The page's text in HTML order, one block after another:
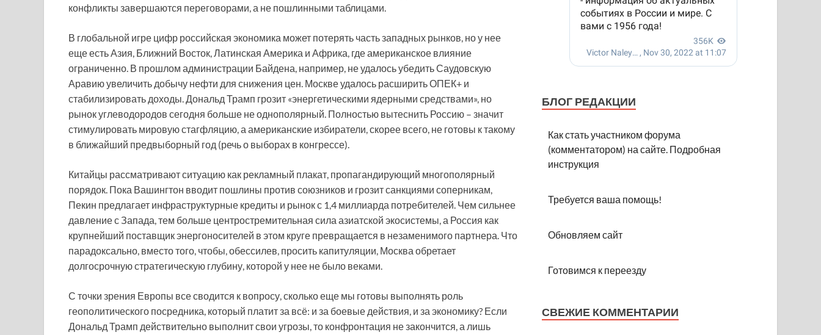
конфликты завершаются переговорами, а не пошлинными таблицами.
В глобальной игре цифр российская экономика может потерять часть западных рынков, но у нее
еще есть Азия, Ближний Восток, Латинская Америка и Африка, где американское влияние
ограниченно. В прошлом администрации Байдена, например, не удалось убедить Саудовскую
Аравию увеличить добычу нефти для снижения цен. Москве удалось расширить ОПЕК+ и
стабилизировать доходы. Дональд Трамп грозит «энергетическими ядерными средствами», но
рынок углеводородов сегодня больше не однополярный. Полностью вытеснить Россию – значит
стимулировать мировую стагфляцию, а американские избиратели, скорее всего, не готовы к такому
в ближайший предвыборный год (речь о выборах в конгрессе).
Китайцы рассматривают ситуацию как рекламный плакат, пропагандирующий многополярный
порядок. Пока Вашингтон вводит пошлины против союзников и грозит санкциями соперникам,
Пекин предлагает инфраструктурные кредиты и рынок с 1,4 миллиарда потребителей. Чем сильнее
давление с Запада, тем больше центростремительная сила азиатской экосистемы, а Россия как
крупнейший поставщик энергоносителей в этом круге превращается в незаменимого партнера. Что
парадоксально, вместо того, чтобы, обессилев, просить капитуляции, Москва обретает
долгосрочную стратегическую глубину, которой у нее не было веками.
С точки зрения Европы все сводится к вопросу, сколько еще мы готовы выполнять роль
геополитического посредника, который платит за всё: и за боевые действия, и за экономику? Если
Дональд Трамп действительно выполнит свои угрозы, то конфронтация не закончится, а лишь
БЛОГ РЕДАКЦИИ
Как стать участником форума
(комментатором) на сайте. Подробная
инструкция
Требуется ваша помощь!
Обновляем сайт
Готовимся к переезду
СВЕЖИЕ КОММЕНТАРИИ